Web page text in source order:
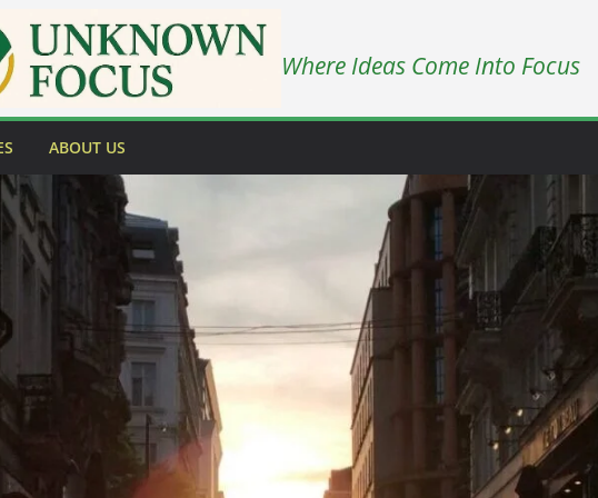
Where Ideas Come Into Focus
ABOUT US